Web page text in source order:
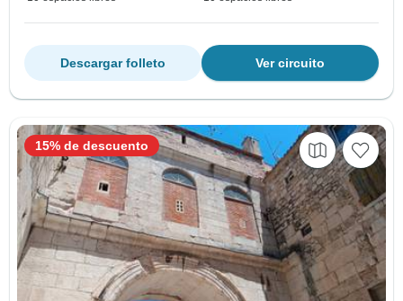
Ver circuito
Descargar folleto
15% de descuento